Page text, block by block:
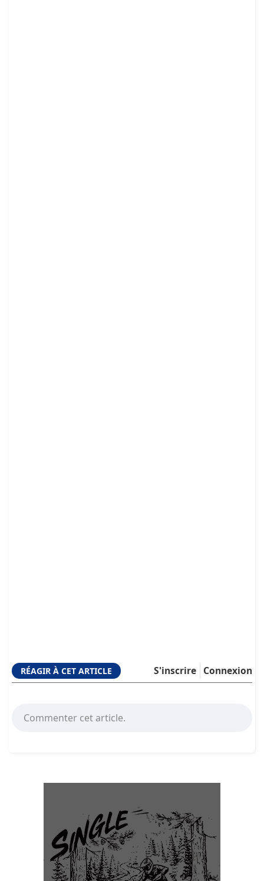
RÉAGIR À CET ARTICLE Connexion
S'inscrire
Commenter cet article.